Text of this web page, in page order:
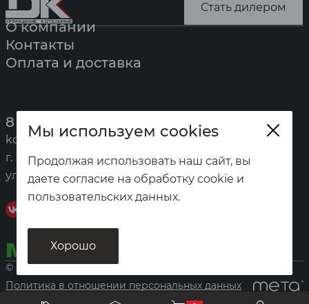
Стать дилером
О компании
Контакты
Оплата и доставка
8 (391) 247-7777
kotel@zota.ru
г. Красноярск,
ул. Калинина, 53а
© «Домашние котельные», 2026
Политика в отношении персональных данных
Мы используем cookies
Продолжая использовать наш сайт, вы
даете согласие на обработку cookie и
пользовательских данных.
Хорошо